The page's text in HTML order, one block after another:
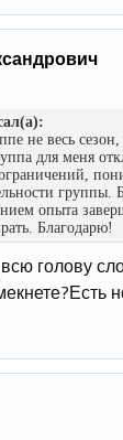
не весь сезон,
для меня
группы.
опыта
Благодарю!
голову